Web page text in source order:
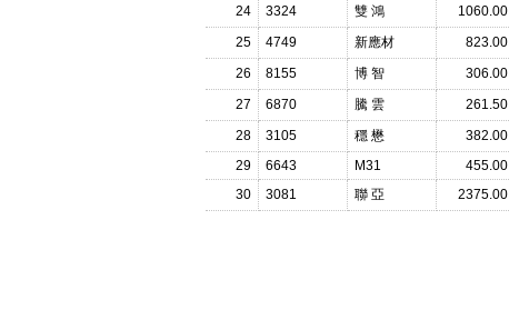
24
3324 雙 鴻 1060.00
25
4749 新應材 823.00
26
8155 博 智 306.00
27
6870 騰 雲 261.50
28
3105 穩 懋 382.00
29
6643 M31 455.00
30
3081 聯 亞 2375.00